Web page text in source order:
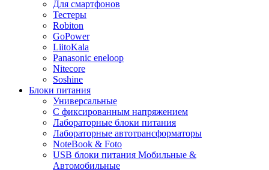
Для смартфонов
Тестеры
Robiton
GoPower
LiitoKala
Panasonic eneloop
Nitecore
Soshine
Блоки питания
Универсальные
C фиксированным напряжением
Лабораторные блоки питания
Лабораторные автотрансформаторы
NoteBook & Foto
USB блоки питания Мобильные &
Автомобильные